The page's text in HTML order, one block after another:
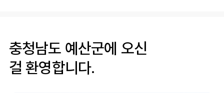
충청남도 예산군에 오신
걸 환영합니다.